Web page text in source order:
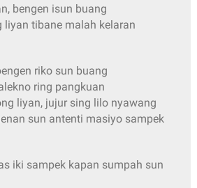
bengen isun buang
tibane malah kelaran
riko sun buang
ring pangkuan
liyan, jujur sing lilo nyawang
sun antenti masiyo sampek
iki sampek kapan sumpah sun